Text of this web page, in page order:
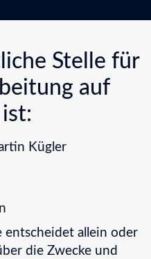
Stelle für
auf
Kügler
entscheidet allein oder
die Zwecke und